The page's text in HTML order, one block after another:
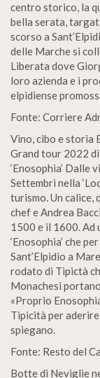
centro storico, la
bella serata,
scorso a
delle Marche si
Liberata dove
loro azienda e i
elpidiense
Fonte: Corriere
Vino, cibo e storia
Grand tour 2022
‘Enosophia’ Dalle
Settembri nella
turismo. Un
chef e Andrea
1500 e il 1600. Ad
‘Enosophia’ che
Sant’Elpidio a
rodato di Tipictà
Monachesi
«Proprio
Tipicità per
spiegano.
Fonte: Resto del
Botte di Neviglie